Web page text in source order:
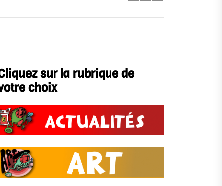
sur la rubrique de
choix